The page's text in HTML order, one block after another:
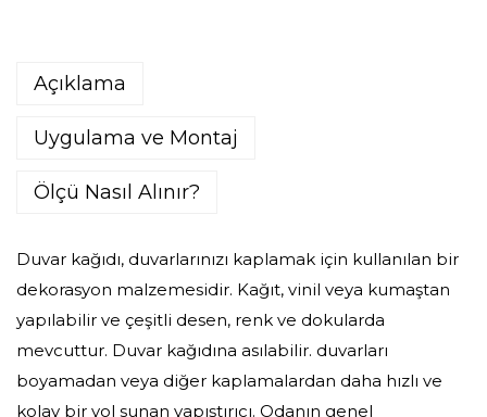
Açıklama
Uygulama ve Montaj
Ölçü Nasıl Alınır?
Duvar kağıdı, duvarlarınızı kaplamak için kullanılan bir
dekorasyon malzemesidir. Kağıt, vinil veya kumaştan
yapılabilir ve çeşitli desen, renk ve dokularda
mevcuttur. Duvar kağıdına asılabilir. duvarları
boyamadan veya diğer kaplamalardan daha hızlı ve
kolay bir yol sunan yapıştırıcı. Odanın genel